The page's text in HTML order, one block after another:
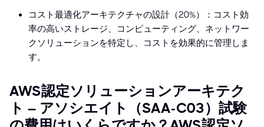
コスト最適化アーキテクチャの設計（20%）：コスト効
率の高いストレージ、コンピューティング、ネットワー
クソリューションを特定し、コストを効果的に管理しま
す。
AWS認定ソリューションアーキテク
ト – アソシエイト（SAA-C03）試験